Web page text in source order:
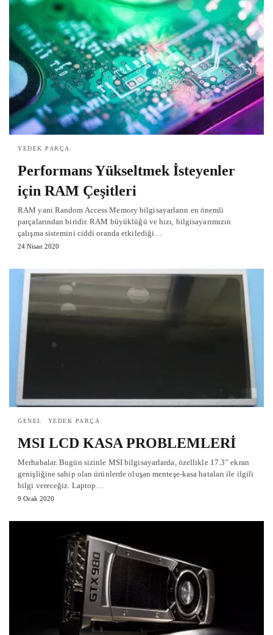
YEDEK PARÇA
Performans Yükseltmek İsteyenler
için RAM Çeşitleri
RAM yani Random Access Memory bilgisayarların en önemli
parçalarından biridir. RAM büyüklüğü ve hızı, bilgisayarımızın
çalışma sistemini ciddi oranda etkilediği…
24 Nisan 2020
GENEL YEDEK PARÇA
MSI LCD KASA PROBLEMLERİ
Merhabalar. Bugün sizinle MSI bilgisayarlarda, özellikle 17.3” ekran
genişliğine sahip olan ürünlerde oluşan menteşe-kasa hataları ile ilgili
bilgi vereceğiz. Laptop…
9 Ocak 2020